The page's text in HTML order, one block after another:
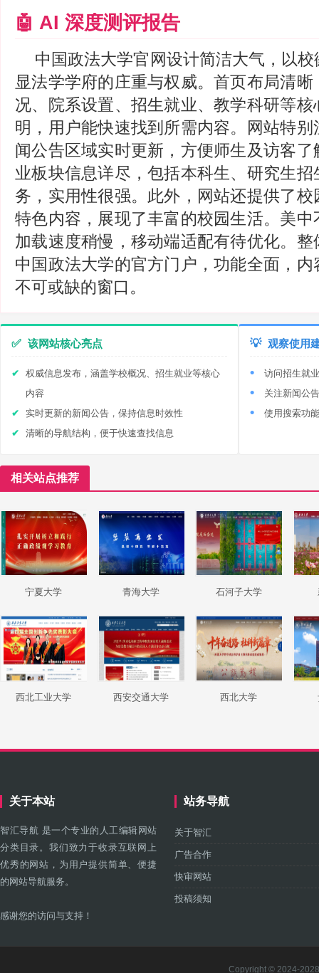
🤖 AI 深度测评报告
中国政法大学官网设计简洁大气，以
显法学学府的庄重与权威。首页布局清
况、院系设置、招生就业、教学科研等
明，用户能快速找到所需内容。网站特
闻公告区域实时更新，方便师生及访客
业板块信息详尽，包括本科生、研究生
务，实用性很强。此外，网站还提供了
特色内容，展现了丰富的校园生活。美
加载速度稍慢，移动端适配有待优化。
中国政法大学的官方门户，功能全面，
不可或缺的窗口。
✅ 该网站核心亮点
权威信息发布，涵盖学校概况、招生就业等核心
内容
实时更新的新闻公告，保持信息时效性
清晰的导航结构，便于快速查找信息
💡 观察使用
访问招生就
关注新闻公
使用搜索功
相关站点推荐
宁夏大学 青海大学 石河子大学
西北工业大学 西安交通大学 西北大学
关于本站
智汇导航 是一个专业的人工编辑网站
分类目录。我们致力于收录互联网上
优秀的网站，为用户提供简单、便捷
的网站导航服务。
感谢您的访问与支持！
站务导航
关于智汇
广告合作
快审网站
投稿须知
Copyright © 2024-